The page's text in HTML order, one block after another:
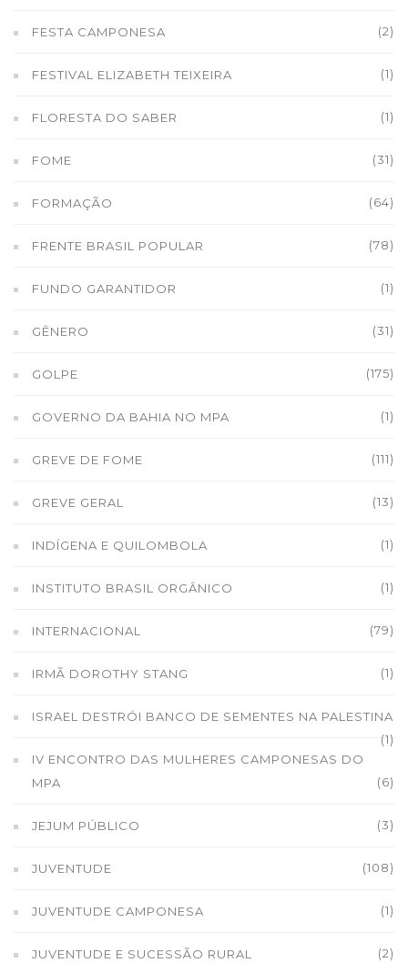
FESTA CAMPONESA (2)
FESTIVAL ELIZABETH TEIXEIRA (1)
FLORESTA DO SABER (1)
FOME (31)
FORMAÇÃO (64)
FRENTE BRASIL POPULAR (78)
FUNDO GARANTIDOR (1)
GÊNERO (31)
GOLPE (175)
GOVERNO DA BAHIA NO MPA (1)
GREVE DE FOME (111)
GREVE GERAL (13)
INDÍGENA E QUILOMBOLA (1)
INSTITUTO BRASIL ORGÂNICO (1)
INTERNACIONAL (79)
IRMÃ DOROTHY STANG (1)
ISRAEL DESTRÓI BANCO DE SEMENTES NA PALESTINA
(1)
IV ENCONTRO DAS MULHERES CAMPONESAS DO
MPA
(6)
JEJUM PÚBLICO (3)
JUVENTUDE (108)
JUVENTUDE CAMPONESA (1)
JUVENTUDE E SUCESSÃO RURAL (2)